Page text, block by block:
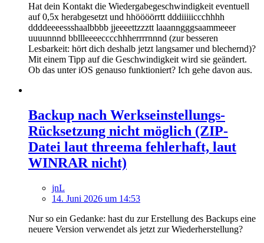
Hat dein Kontakt die Wiedergabegeschwindigkeit eventuell
auf 0,5x herabgesetzt und hhöööörrtt dddiiiiiccchhhh
ddddeeeessshaalbbbb jjeeeettzzztt laaanngggsaammeeer
uuuunnnd bbllleeeecccchhherrrrnnnd (zur besseren
Lesbarkeit: hört dich deshalb jetzt langsamer und blechernd)?
Mit einem Tipp auf die Geschwindigkeit wird sie geändert.
Ob das unter iOS genauso funktioniert? Ich gehe davon aus.
Backup nach Werkseinstellungs-
Rücksetzung nicht möglich (ZIP-
Datei laut threema fehlerhaft, laut
WINRAR nicht)
jnL
14. Juni 2026 um 14:53
Nur so ein Gedanke: hast du zur Erstellung des Backups eine
neuere Version verwendet als jetzt zur Wiederherstellung?